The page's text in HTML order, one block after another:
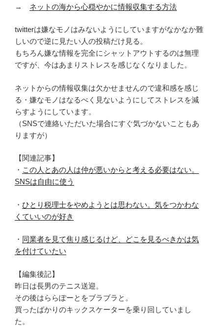
→ ネットの海から心穏やかに情報収集する方法
twitterは嫌なモノはみないようにしていますがなかなか難
しいので逆に見たい人の投稿だけ見る。
もちろん嫌な情報を完全にシャットアウトするのは無理
ですが、今はあまりストレスを感じなくなりました。
ネットからの情報収集は欠かせませんので違和感を感じ
る・嫌なモノはなるべく見ないようにしてストレスを減
らすようにしています。
（SNSで連絡いただいた場合にすぐ気づかないこともあ
りますが）
【関連記事】
・ この人とあの人は仲が悪いからと考える必要はない。
SNSは自由に使う
・ ひとり税理士をやめようとは思わない。気をつかわな
くていいのが好き
・ 同業者を見て焦り感じるけど、どこを見るべきかは気
を付けていたい
【編集後記】
昨日は長男のテニス送迎。
その後はららぽーとをブラブラと。
買ったばかりのキックスケーターを乗り回していまし
た。